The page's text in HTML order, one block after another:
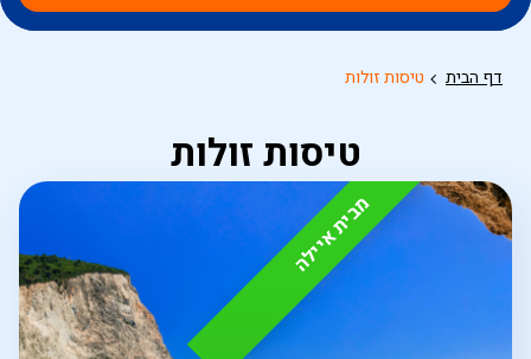
מוצגות
הכפתור
דף הבית טיסות זולות
טיסות זולות
מבית איילה